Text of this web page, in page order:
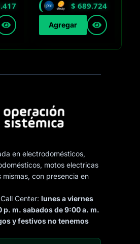
$ 689.724
Agregar
en electrodomésticos,
motos electricas
con presencia en
Center:lunes a viernes
p. m. sabados de 9:00 a. m.
y festivos no tenemos